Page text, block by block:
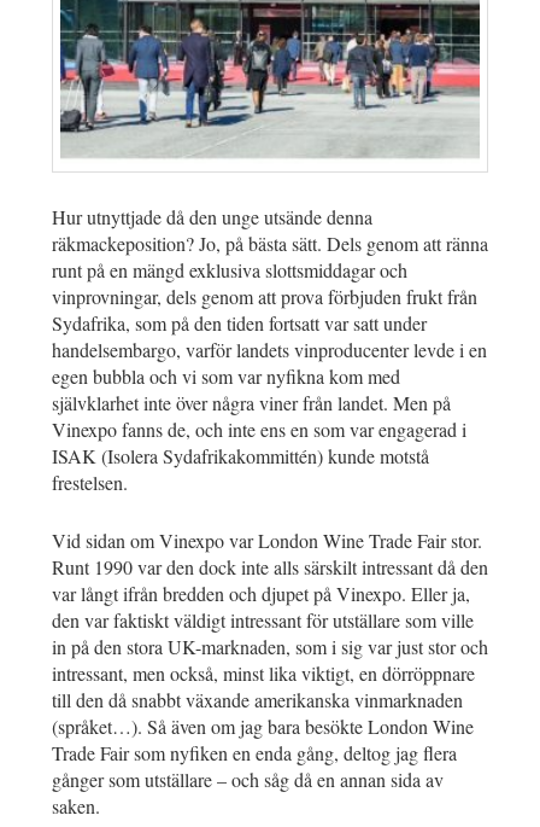
Hur utnyttjade då den unge utsände denna
räkmackeposition? Jo, på bästa sätt. Dels genom att ränna
runt på en mängd exklusiva slottsmiddagar och
vinprovningar, dels genom att prova förbjuden frukt från
Sydafrika, som på den tiden fortsatt var satt under
handelsembargo, varför landets vinproducenter levde i en
egen bubbla och vi som var nyfikna kom med
självklarhet inte över några viner från landet. Men på
Vinexpo fanns de, och inte ens en som var engagerad i
ISAK (Isolera Sydafrikakommittén) kunde motstå
frestelsen.
Vid sidan om Vinexpo var London Wine Trade Fair stor.
Runt 1990 var den dock inte alls särskilt intressant då den
var långt ifrån bredden och djupet på Vinexpo. Eller ja,
den var faktiskt väldigt intressant för utställare som ville
in på den stora UK-marknaden, som i sig var just stor och
intressant, men också, minst lika viktigt, en dörröppnare
till den då snabbt växande amerikanska vinmarknaden
(språket…). Så även om jag bara besökte London Wine
Trade Fair som nyfiken en enda gång, deltog jag flera
gånger som utställare – och såg då en annan sida av
saken.